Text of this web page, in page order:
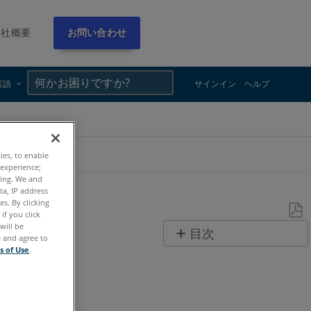
概要 お問い合わせ
語 サインイン ヘルプ
と
目次
to enable
We and
IP address
By clicking
if you click
be
and agree to
of Use.